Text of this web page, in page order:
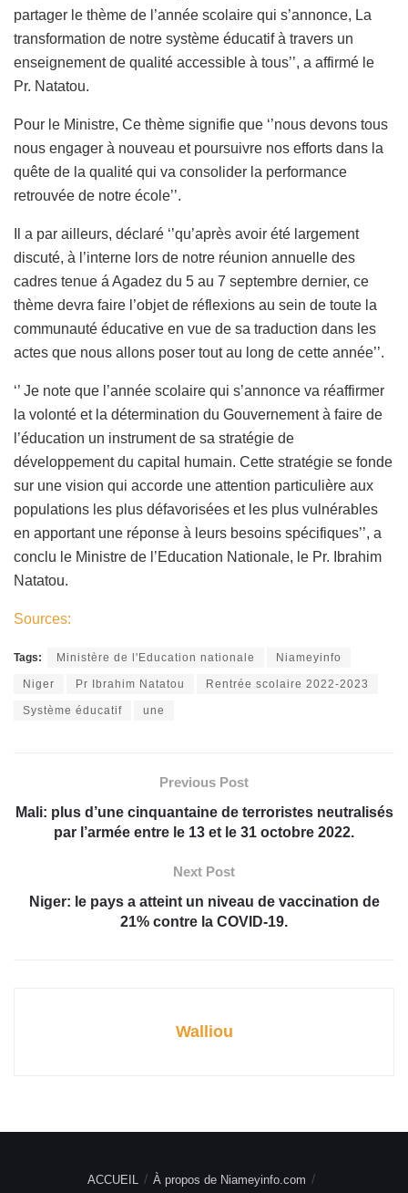
partager le thème de l’année scolaire qui s’annonce, La
transformation de notre système éducatif à travers un
enseignement de qualité accessible à tous’’, a affirmé le
Pr. Natatou.
Pour le Ministre, Ce thème signifie que ‘’nous devons tous
nous engager à nouveau et poursuivre nos efforts dans la
quête de la qualité qui va consolider la performance
retrouvée de notre école’’.
Il a par ailleurs, déclaré ‘’qu’après avoir été largement
discuté, à l’interne lors de notre réunion annuelle des
cadres tenue á Agadez du 5 au 7 septembre dernier, ce
thème devra faire l’objet de réflexions au sein de toute la
communauté éducative en vue de sa traduction dans les
actes que nous allons poser tout au long de cette année’’.
‘’ Je note que l’année scolaire qui s’annonce va réaffirmer
la volonté et la détermination du Gouvernement à faire de
l’éducation un instrument de sa stratégie de
développement du capital humain. Cette stratégie se fonde
sur une vision qui accorde une attention particulière aux
populations les plus défavorisées et les plus vulnérables
en apportant une réponse à leurs besoins spécifiques’’, a
conclu le Ministre de l’Education Nationale, le Pr. Ibrahim
Natatou.
Sources:
Tags: Ministère de l'Education nationale Niameyinfo
Niger Pr Ibrahim Natatou Rentrée scolaire 2022-2023
Système éducatif une
Previous Post
Mali: plus d’une cinquantaine de terroristes neutralisés
par l’armée entre le 13 et le 31 octobre 2022.
Next Post
Niger: le pays a atteint un niveau de vaccination de
21% contre la COVID-19.
Walliou
ACCUEIL À propos de Niameyinfo.com